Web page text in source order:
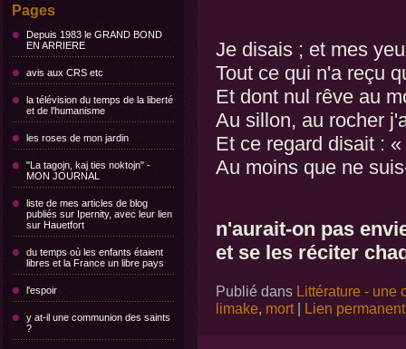
Pages
Depuis 1983 le GRAND BOND
EN ARRIERE
avis aux CRS etc
la télévision du temps de la liberté
et de l'humanisme
les roses de mon jardin
"La tagojn, kaj ties noktojn" -
MON JOURNAL
liste de mes articles de blog
publiés sur Ipernity, avec leur lien
sur Hauetfort
du temps où les enfants étaient
libres et la France un libre pays
l'espoir
y at-il une communion des saints
?
Je disais ; et mes
Tout ce qui n'a reçu
Et dont nul rêve au
Au sillon, au rocher
Et ce regard disait :
Au moins que ne
n'aurait-on pas
et se les réciter
Publié dans Littérature - une
limake, mort| Lien permanent